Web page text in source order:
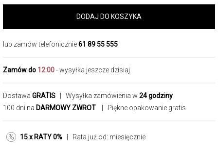
DODAJ DO KOSZYKA
lub zamów telefonicznie61 89 55 555
Zamów do 12:00- wysyłka jeszcze dzisiaj
Dostawa GRATIS | Wysyłka zamówienia w 24 godziny
100 dni na DARMOWY ZWROT | Piękne opakowanie gratis
15 x RATY 0% | Rata już od: miesięcznie